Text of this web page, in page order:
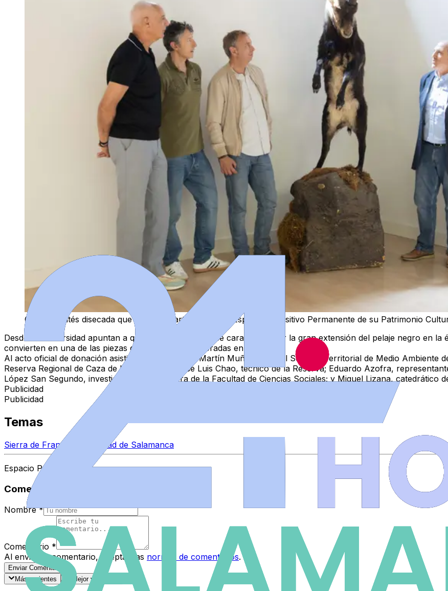
Cabra montés disecada que formará parte del futuro Espacio Expositivo Permanente de su Patrimonio
Desde la Universidad apuntan a que "esta subespecie se caracteriza por la gran extensión del pelaje negro en
convierten en una de las piezas cinegéticas más valoradas en España".
Al acto oficial de donación asistieron Juan Carlos Martín Muñoz, jefe del Servicio Territorial de Medio Ambiente
Reserva Regional de Caza de Las Batuecas; José Luis Chao, técnico de la Reserva; Eduardo Azofra,
López San Segundo, investigadora y profesora de la Facultad de Ciencias Sociales; y Miguel Lizana, catedrático
Publicidad
Publicidad
Temas
Sierra de Francia Universidad de Salamanca
Espacio Patrocinado
Comentarios
Nombre *
Comentario *
Al enviar tu comentario, aceptas las normas de comentarios.
Enviar Comentario
Más recientes
Mejor valorados